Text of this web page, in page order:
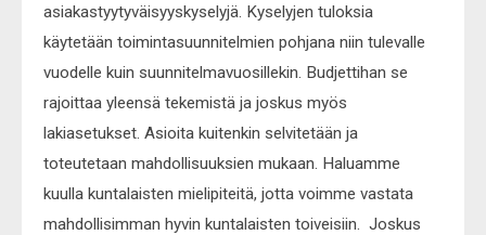
asiakastyytyväisyyskyselyjä. Kyselyjen tuloksia
käytetään toimintasuunnitelmien pohjana niin tulevalle
vuodelle kuin suunnitelmavuosillekin. Budjettihan se
rajoittaa yleensä tekemistä ja joskus myös
lakiasetukset. Asioita kuitenkin selvitetään ja
toteutetaan mahdollisuuksien mukaan. Haluamme
kuulla kuntalaisten mielipiteitä, jotta voimme vastata
mahdollisimman hyvin kuntalaisten toiveisiin. Joskus